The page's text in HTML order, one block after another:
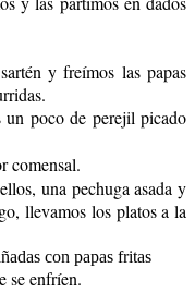
y freímos las papas
un poco de perejil picado
comensal.
una pechuga asada y
llevamos los platos a la
se enfríen.